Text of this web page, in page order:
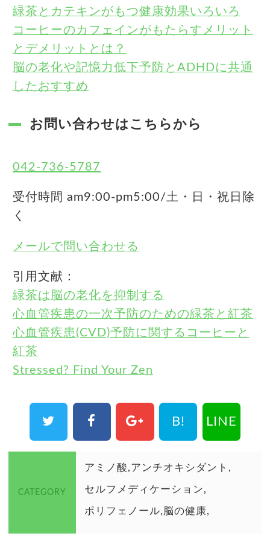
緑茶とカテキンがもつ健康効果いろいろ
コーヒーのカフェインがもたらすメリット
とデメリットとは？
脳の老化や記憶力低下予防とADHDに共通
したおすすめ
お問い合わせはこちらから
042-736-5787
受付時間 am9:00-pm5:00/土・日・祝日除
く
メールで問い合わせる
引用文献：
緑茶は脳の老化を抑制する
心血管疾患の一次予防のための緑茶と紅茶
心血管疾患(CVD)予防に関するコーヒーと
紅茶
Stressed? Find Your Zen
B! LINE
CATEGORY
アミノ酸 アンチオキシダント
セルフメディケーション
ポリフェノール 脳の健康